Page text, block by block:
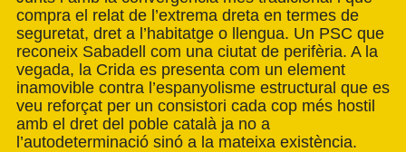
compra el relat de l’extrema dreta en termes de
seguretat, dret a l’habitatge o llengua. Un PSC que
reconeix Sabadell com una ciutat de perifèria. A la
vegada, la Crida es presenta com un element
inamovible contra l’espanyolisme estructural que es
veu reforçat per un consistori cada cop més hostil
amb el dret del poble català ja no a
l’autodeterminació sinó a la mateixa existència.